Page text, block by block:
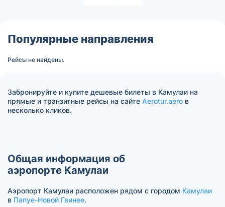
Популярные направления
Рейсы не найдены.
Забронируйте и купите дешевые билеты в Камулаи на
прямые и транзитные рейсы на сайте Aerotur.aero в
несколько кликов.
Общая информация об
аэропорте Камулаи
Аэропорт Камулаи расположен рядом с городом Камулаи
в Папуе-Новой Гвинее.